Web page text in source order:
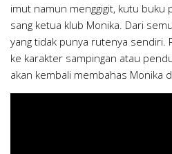
imut namun menggigit, kutu buku
sang ketua klub Monika. Dari
yang tidak punya rutenya sendiri.
ke karakter sampingan atau
akan kembali membahas Monika